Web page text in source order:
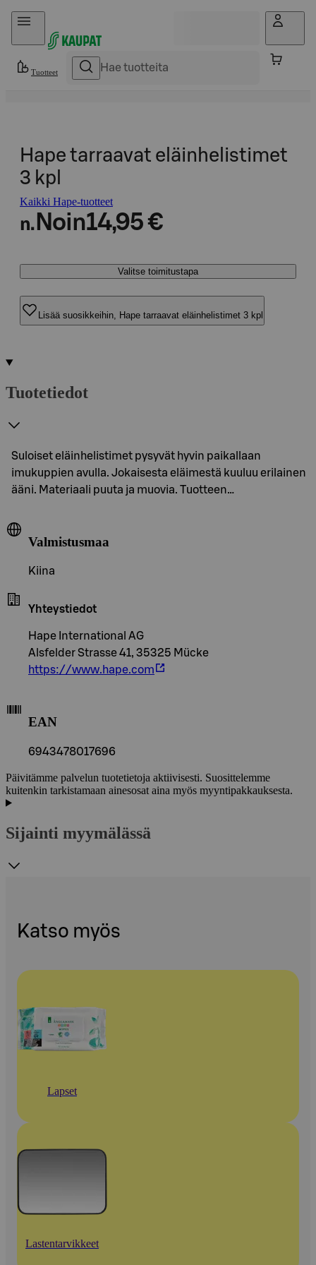
Hyppää sisältöön
Tuotteet
Hape tarraavat eläinhelistimet
3 kpl
Kaikki Hape-tuotteet
n. Noin14,95 €
Valitse toimitustapa
Lisää suosikkeihin, Hape tarraavat eläinhelistimet 3 kpl
Tuotetiedot
Suloiset eläinhelistimet pysyvät hyvin paikallaan
imukuppien avulla. Jokaisesta eläimestä kuuluu erilainen
ääni. Materiaali puuta ja muovia. Tuotteen…
Valmistusmaa
Kiina
Yhteystiedot
Hape International AG
Alsfelder Strasse 41, 35325 Mücke
https://www.hape.com
EAN
6943478017696
Päivitämme palvelun tuotetietoja aktiivisesti. Suosittelemme
kuitenkin tarkistamaan ainesosat aina myös myyntipakkauksesta.
Sijainti myymälässä
Katso myös
Lapset
Lastentarvikkeet